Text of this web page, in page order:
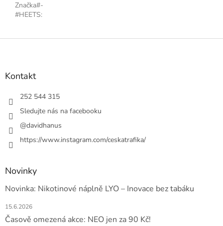
Značka#-
#HEETS:
Z
Kontakt
252 544 315
Sledujte nás na facebooku
@davidhanus
https://www.instagram.com/ceskatrafika/
Novinky
Novinka: Nikotinové náplně LYO – Inovace bez tabáku
15.6.2026
Časově omezená akce: NEO jen za 90 Kč!